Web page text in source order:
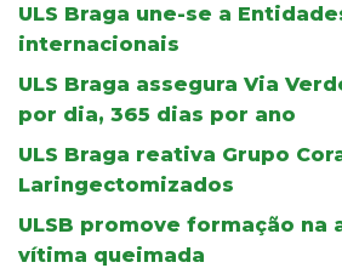
ULS Braga une-se a
internacionais
ULS Braga assegura Via
por dia, 365 dias por ano
ULS Braga reativa Grupo
Laringectomizados
ULSB promove formação na
vítima queimada